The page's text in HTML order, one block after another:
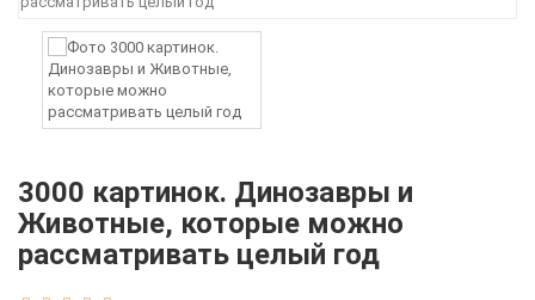
3000 картинок. Динозавры и
Животные, которые можно
рассматривать целый год